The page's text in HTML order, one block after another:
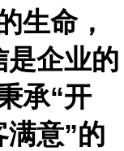
生命，
是企业的
承“开
满意”的